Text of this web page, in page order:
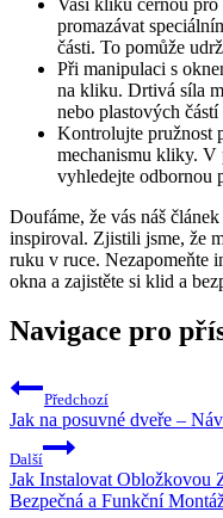
promazávat​
části. ⁤To pomůže
Při manipulaci s
na kliku. Drtivá síla
nebo plastových částí
Kontrolujte pružnost
mechanismu kliky. V
vyhledejte odbornou
Doufáme, že vás⁢ náš
inspiroval. Zjistili jsme, že
ruku v ruce. Nezapomeňte
okna a zajistěte si klid a⁣
Navigace pro
Předchozí
Jak na posuvné dveře –
Další
Jak Instalovat Obložkovou
Bezpečná a Funkční